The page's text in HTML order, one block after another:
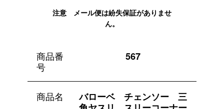
注意 メール便は紛失保証がありませ
ん。
商品番
号
567
商品名
バローベ チェンソー 三